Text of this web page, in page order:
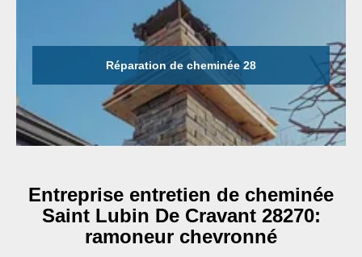
Réparation de cheminée 28
Entreprise entretien de cheminée
Saint Lubin De Cravant 28270:
ramoneur chevronné